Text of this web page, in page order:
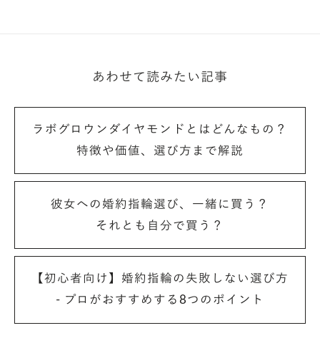
天然のダイヤモンドとラボグロウンダイヤモンドを混
在させない仕組みづくりを徹底したことでしょう
また、製造工程においても工房のご協力の元、2種類
のダイヤモンドを混在させない工夫を細部に渡り行っ
ています。
特にこだわったのが、石留め（※2）の過程です。ラ
あわせて読みたい記事
ラボグロウンダイヤモンドとはどんなもの？
特徴や価値、選び方まで解説
彼女への婚約指輪選び、一緒に買う？
それとも自分で買う？
【初心者向け】婚約指輪の失敗しない選び方
- プロがおすすめする8つのポイント